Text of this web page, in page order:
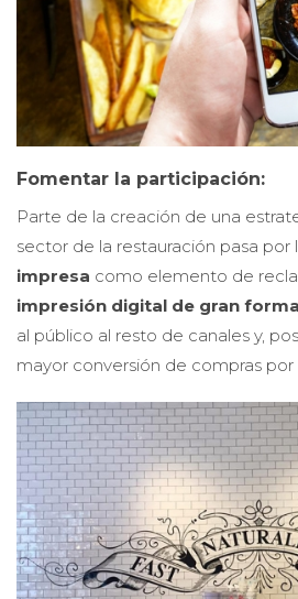
Fomentar la participación:
Parte de la creación de una
sector de la restauración pasa por
impresa como elemento de
impresión digital de gran
al público al resto de canales y,
mayor conversión de compras por